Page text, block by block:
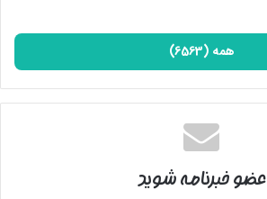
همه (6563)
عضو خبرنامه شوید